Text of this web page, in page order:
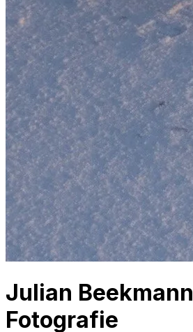
Julian Beekmann
Fotografie